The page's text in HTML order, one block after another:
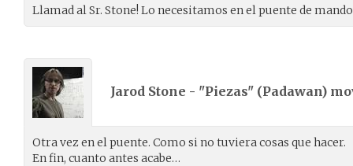
Llamad al Sr. Stone! Lo necesitamos en el puente de
Jarod Stone - "Piezas" (Padawan)
Otra vez en el puente. Como si no tuviera cosas que hacer.
En fin, cuanto antes acabe…